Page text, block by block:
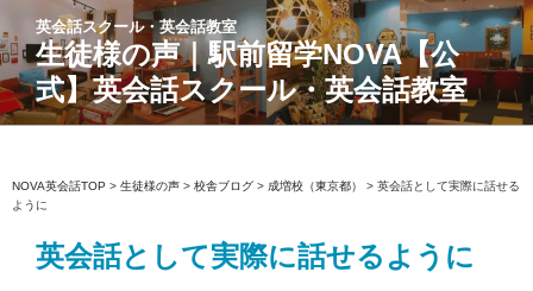
ン
テ
ン
ツ
ス
キ
英会話スクール・英会話教室
生徒様の声｜駅前留学NOVA【公
式】英会話スクール・英会話教室
NOVA英会話TOP > 生徒様の声 > 校舎ブログ > 成増校（東京都） > 英会話として実際に話せる
ように
英会話として実際に話せるように